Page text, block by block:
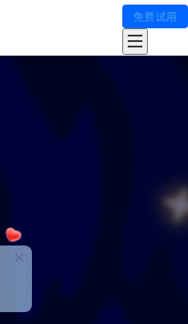
免费试用